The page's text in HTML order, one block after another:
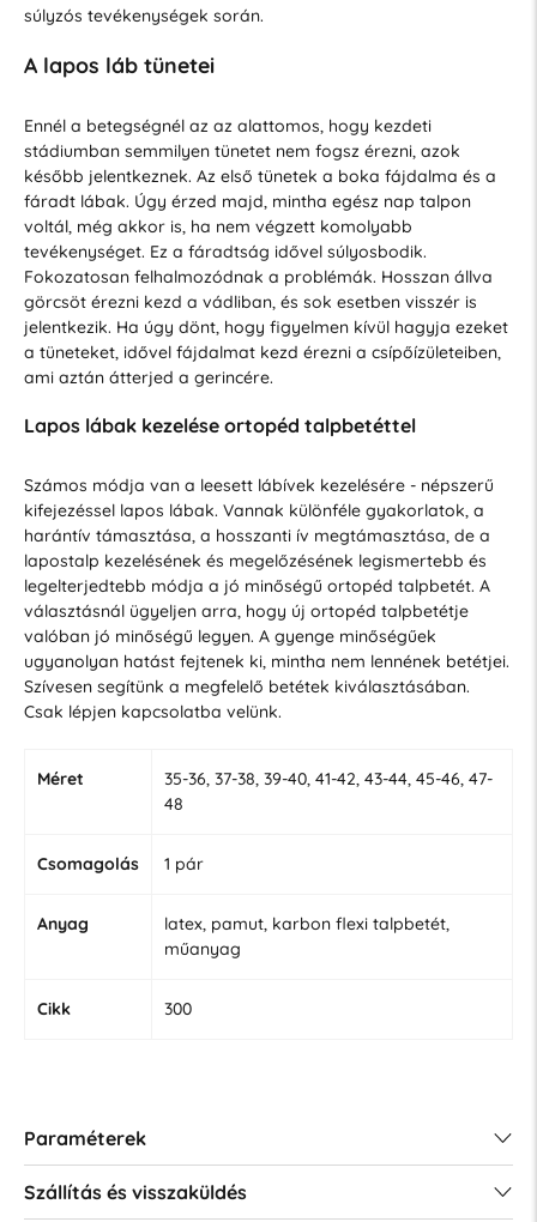
súlyzós tevékenységek során.
A lapos láb tünetei
Ennél a betegségnél az az alattomos, hogy kezdeti
stádiumban semmilyen tünetet nem fogsz érezni, azok
később jelentkeznek. Az első tünetek a boka fájdalma és a
fáradt lábak. Úgy érzed majd, mintha egész nap talpon
voltál, még akkor is, ha nem végzett komolyabb
tevékenységet. Ez a fáradtság idővel súlyosbodik.
Fokozatosan felhalmozódnak a problémák. Hosszan állva
görcsöt érezni kezd a vádliban, és sok esetben visszér is
jelentkezik. Ha úgy dönt, hogy figyelmen kívül hagyja ezeket
a tüneteket, idővel fájdalmat kezd érezni a csípőízületeiben,
ami aztán átterjed a gerincére.
Lapos lábak kezelése ortopéd talpbetéttel
Számos módja van a leesett lábívek kezelésére - népszerű
kifejezéssel lapos lábak. Vannak különféle gyakorlatok, a
harántív támasztása, a hosszanti ív megtámasztása, de a
lapostalp kezelésének és megelőzésének legismertebb és
legelterjedtebb módja a jó minőségű ortopéd talpbetét. A
választásnál ügyeljen arra, hogy új ortopéd talpbetétje
valóban jó minőségű legyen. A gyenge minőségűek
ugyanolyan hatást fejtenek ki, mintha nem lennének betétjei.
Szívesen segítünk a megfelelő betétek kiválasztásában.
Csak lépjen kapcsolatba velünk.
Méret
35-36, 37-38, 39-40, 41-42, 43-44, 45-46, 47-
48
Csomagolás 1 pár
Anyag
latex, pamut, karbon flexi talpbetét,
műanyag
Cikk 300
Paraméterek
Szállítás és visszaküldés